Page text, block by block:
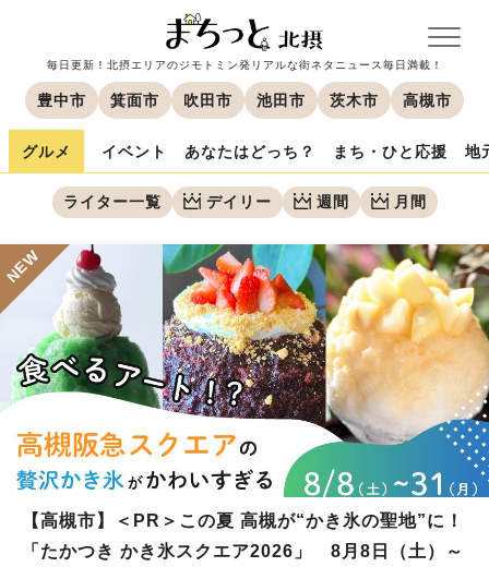
毎日更新！北摂エリアのジモトミン発リアルな街ネタニュース毎日満載！
豊中市 箕面市 吹田市 池田市 茨木市 高槻市
グルメ イベント あなたはどっち？ まち・ひと応援 地
ライター一覧 デイリー 週間 月間
【高槻市】＜PR＞この夏 高槻が“かき氷の聖地”に！
「たかつき かき氷スクエア2026」 8月8日（土）～